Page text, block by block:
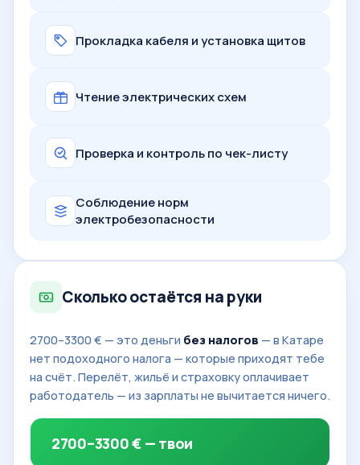
Прокладка кабеля и установка щитов
Чтение электрических схем
Проверка и контроль по чек-листу
Соблюдение норм
электробезопасности
Сколько остаётся на руки
2700–3300 € — это деньги без налогов — в Катаре
нет подоходного налога — которые приходят тебе
на счёт. Перелёт, жильё и страховку оплачивает
работодатель — из зарплаты не вычитается ничего.
2700–3300 € — твои